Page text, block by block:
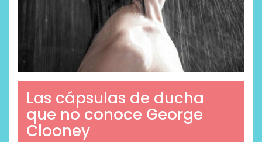
Las cápsulas de ducha
que no conoce George
Clooney